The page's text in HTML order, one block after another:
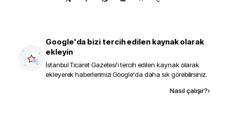
Google'da bizi tercih edilen kaynak olarak
ekleyin
İstanbul Ticaret Gazetesi'i tercih edilen kaynak olarak
ekleyerek haberlerimizi Google'da daha sık görebilirsiniz.
Nasıl çalışır?›